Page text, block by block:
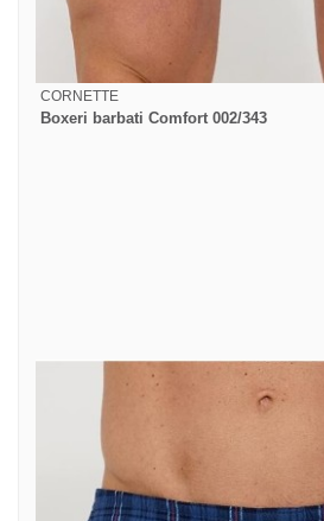
CORNETTE
Boxeri barbati Comfort 002/343